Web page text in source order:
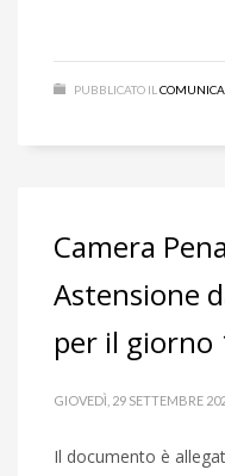
PUBBLICATO IL
Camera
Astensione
per il giorno
GIOVEDÌ, 29 SETTEMBRE
Il documento è